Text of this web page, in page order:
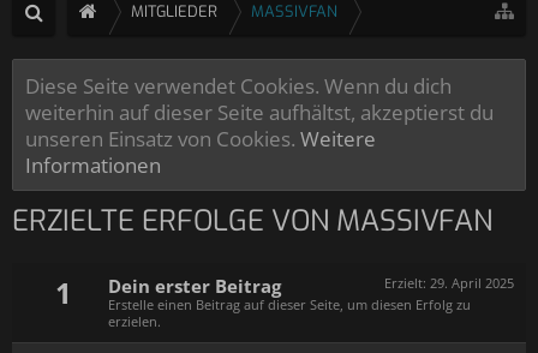
MITGLIEDER MASSIVFAN
Diese Seite verwendet Cookies. Wenn du dich
weiterhin auf dieser Seite aufhältst, akzeptierst du
unseren Einsatz von Cookies. Weitere
Informationen
ERZIELTE ERFOLGE VON MASSIVFAN
1 Erzielt: 29. April 2025
Dein erster Beitrag
Erstelle einen Beitrag auf dieser Seite, um diesen Erfolg zu
erzielen.